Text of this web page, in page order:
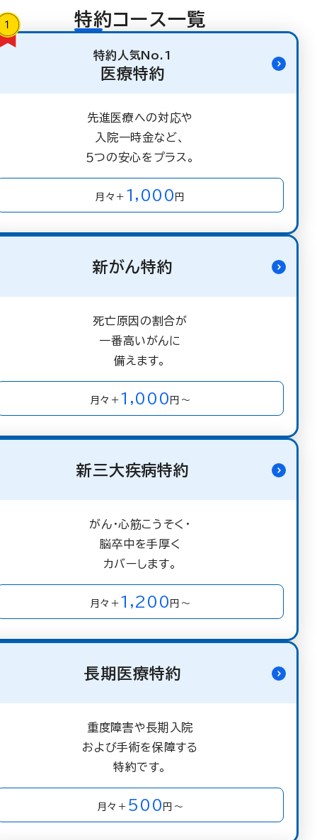
特約コース一覧
特約人気No.1
医療特約
先進医療への対応や
入院一時金など、
５つの安心をプラス。
月々＋ 1,000 円
新がん特約
死亡原因の割合が
一番高いがんに
備えます。
月々＋ 1,000 円～
新三大疾病特約
がん・心筋こうそく・
脳卒中を手厚く
カバーします。
月々＋ 1,200 円～
長期医療特約
重度障害や長期入院
および手術を保障する
特約です。
月々＋ 500 円～